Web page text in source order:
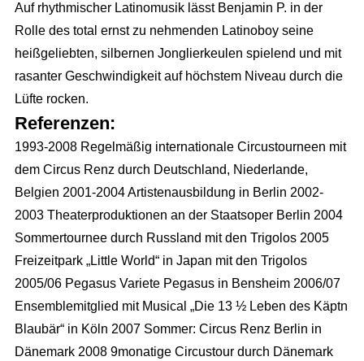
Auf rhythmischer Latinomusik lässt Benjamin P. in der
Rolle des total ernst zu nehmenden Latinoboy seine
heißgeliebten, silbernen Jonglierkeulen spielend und mit
rasanter Geschwindigkeit auf höchstem Niveau durch die
Lüfte rocken.
Referenzen:
1993-2008 Regelmäßig internationale Circustourneen mit
dem Circus Renz durch Deutschland, Niederlande,
Belgien 2001-2004 Artistenausbildung in Berlin 2002-
2003 Theaterproduktionen an der Staatsoper Berlin 2004
Sommertournee durch Russland mit den Trigolos 2005
Freizeitpark „Little World“ in Japan mit den Trigolos
2005/06 Pegasus Variete Pegasus in Bensheim 2006/07
Ensemblemitglied mit Musical „Die 13 ½ Leben des Käptn
Blaubär“ in Köln 2007 Sommer: Circus Renz Berlin in
Dänemark 2008 9monatige Circustour durch Dänemark